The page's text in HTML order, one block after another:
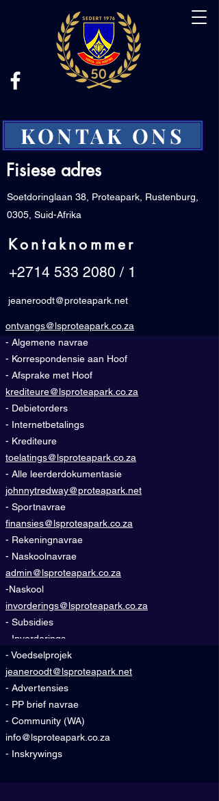
KONTAK ONS
Fisiese adres
Soetdoringlaan 38, Proteapark, Rustenburg,
0305, Suid-Afrika
Kontaknommer
+2714 533 2080 / 1
jeaneroodt@proteapark.net
ontvangs@lsproteapark.co.za
- Algemene navrae
- Korrespondensie aan Hoof
- Afsprake met Hoof
krediteure@lsproteapark.co.za
- Debietorders
- Internetbetalings
- Krediteure
toelatings@lsproteapark.co.za
- Alle leerderdokumentasie
johnnytredway@proteapark.net
- Sportnavrae
finansies@lsproteapark.co.za
- Rekeningnavrae
- Naskoolnavrae
admin@lsproteapark.co.za
-Naskool
invorderings@lsproteapark.co.za
- Subsidies
- Invorderings
- Voedselprojek
jeaneroodt@lsproteapark.net
- Advertensies
- PP brief navrae
- Community (WA)
info@lsproteapark.co.za
- Inskrywings